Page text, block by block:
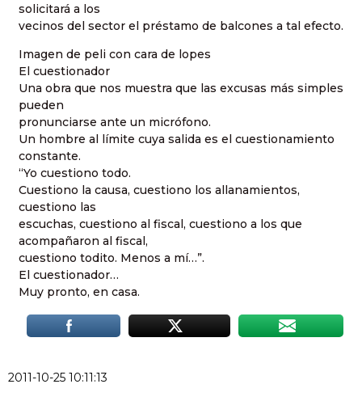
solicitará a los
vecinos del sector el préstamo de balcones a tal efecto.
Imagen de peli con cara de lopes
El cuestionador
Una obra que nos muestra que las excusas más simples
pueden
pronunciarse ante un micrófono.
Un hombre al límite cuya salida es el cuestionamiento
constante.
“Yo cuestiono todo.
Cuestiono la causa, cuestiono los allanamientos,
cuestiono las
escuchas, cuestiono al fiscal, cuestiono a los que
acompañaron al fiscal,
cuestiono todito. Menos a mí…”.
El cuestionador…
Muy pronto, en casa.
2011-10-25 10:11:13